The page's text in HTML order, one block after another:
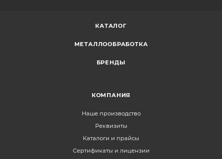
КАТАЛОГ
МЕТАЛЛООБРАБОТКА
БРЕНДЫ
КОМПАНИЯ
Наше производство
Реквизиты
Каталоги и прайсы
Сертификаты и лицензии